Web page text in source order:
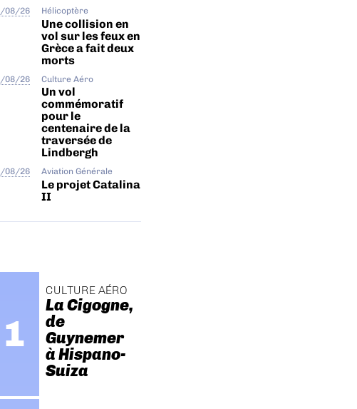
08/26 Hélicoptère
Une collision en
vol sur les feux en
Grèce a fait deux
morts
08/26 Culture Aéro
Un vol
commémoratif
pour le
centenaire de la
traversée de
Lindbergh
08/26 Aviation Générale
Le projet Catalina
II
CULTURE AÉRO
La Cigogne,
de
Guynemer
à Hispano-
Suiza